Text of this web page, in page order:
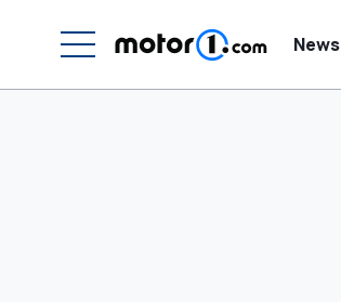
News